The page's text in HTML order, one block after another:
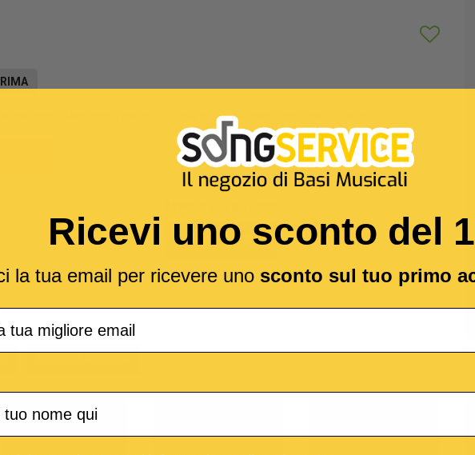
del brano Hate that I made you love mereso celebre da
1,89 €
(*)
Abbonamento
Allsongs
Ricevi uno sconto del
la tua email per ricevere uno sconto sul tuo primo